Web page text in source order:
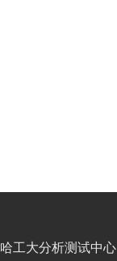
哈工大分析测试中心